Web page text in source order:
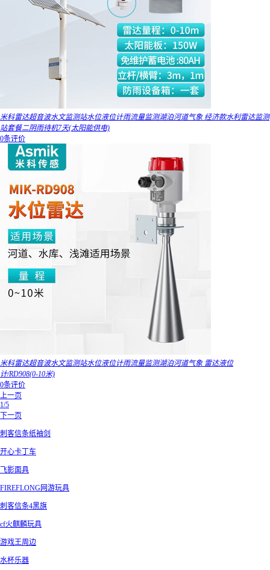
米科雷达超音波水文监测站水位液位计雨流量监测湖泊河道气象 经济款水利雷达监测
站套餐二阴雨待机7天(太阳能供电)
0条评价
米科雷达超音波水文监测站水位液位计雨流量监测湖泊河道气象 雷达液位
计/RD908(0-10米)
0条评价
上一页
1/5
下一页
刺客信条纸袖剑
开心卡丁车
飞影面具
FIREFLONG网游玩具
刺客信条4黑旗
cf火麒麟玩具
游戏王周边
水杯乐器